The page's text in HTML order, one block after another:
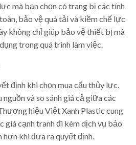
mà bạn chọn có trang bị các tính
bảo vệ quá tải và kiềm chế lực
không chỉ giúp bảo vệ thiết bị mà
trong quá trình làm việc.
định khi chọn mua cẩu thủy lực.
và so sánh giá cả giữa các
hiệu Việt Xanh Plastic cung
cạnh tranh đi kèm dịch vụ bảo
hơn khi đưa ra quyết định.